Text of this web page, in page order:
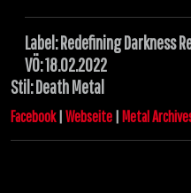
Label: Redefining Darkness
VÖ: 18.02.2022
Stil: Death Metal
Facebook|Webseite | Metal